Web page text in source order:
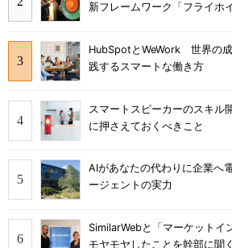
新フレームワーク「フライホ
HubSpotとWeWork 世界の
践するスマートな働き方
スマートスピーカーのスキル
に押さえておくべきこと
AIがあなたの代わりに企業
ージェントの実力
SimilarWebと「マーケットイ
モヤモヤしたことを幹部に聞く